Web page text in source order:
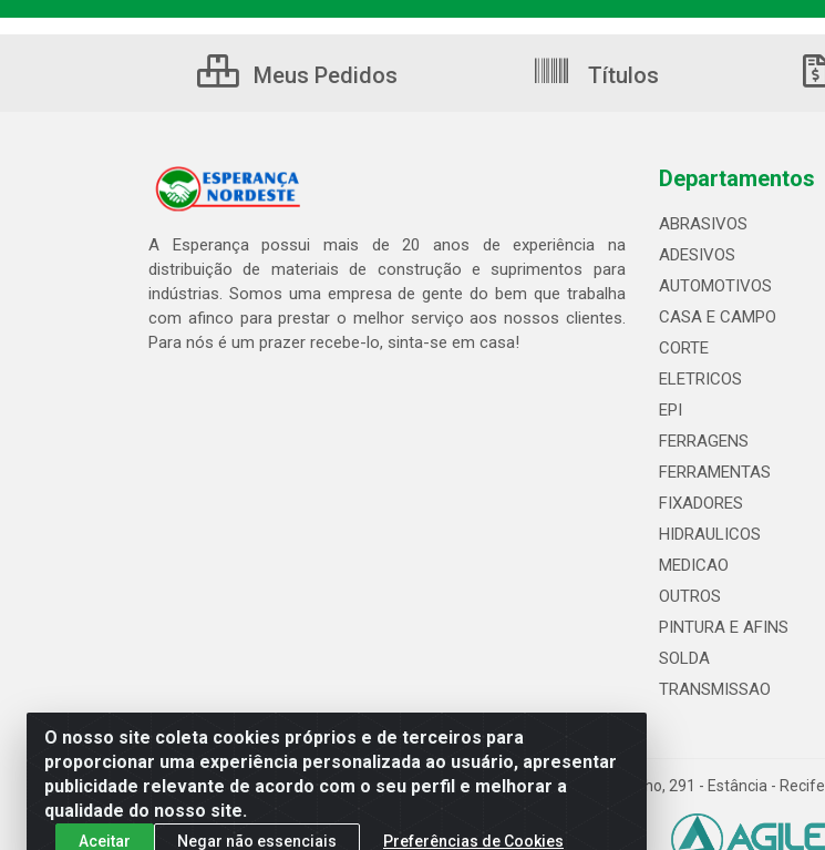
O nosso site coleta cookies próprios e de terceiros para
proporcionar uma experiência personalizada ao usuário, apresentar
publicidade relevante de acordo com o seu perfil e melhorar a
qualidade do nosso site.
Aceitar Negar não essenciais Preferências de Cookies
Meus Pedidos Títulos
A Esperança possui mais de 20 anos de experiência na
distribuição de materiais de construção e suprimentos para
indústrias. Somos uma empresa de gente do bem que trabalha
com afinco para prestar o melhor serviço aos nossos clientes.
Para nós é um prazer recebe-lo, sinta-se em casa!
Departamentos
ABRASIVOS
ADESIVOS
AUTOMOTIVOS
CASA E CAMPO
CORTE
ELETRICOS
EPI
FERRAGENS
FERRAMENTAS
FIXADORES
HIDRAULICOS
MEDICAO
OUTROS
PINTURA E AFINS
SOLDA
TRANSMISSAO
Esperança Nordeste - Rua Professor Caldas Filho, 291 - Estância -